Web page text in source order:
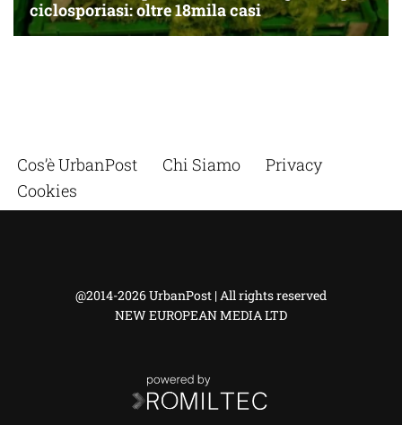
Cos’è UrbanPost Chi Siamo
Privacy
Cookies
@2014-2026 UrbanPost | All rights reserved
NEW EUROPEAN MEDIA LTD